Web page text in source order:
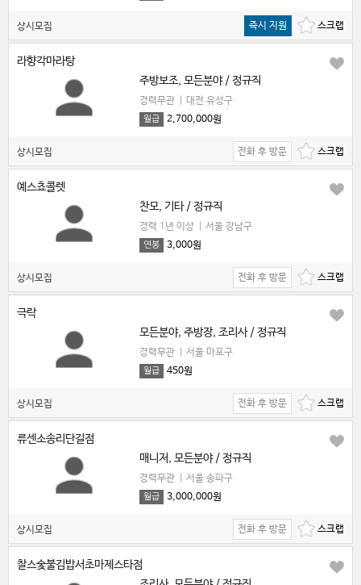
상시모집 즉시 지원
라향각마라탕
주방보조, 모든분야 / 정규직
경력무관 대전 유성구
월급 2,700,000원
상시모집 전화 후 방문
예스쵸콜렛
찬모, 기타 / 정규직
경력 1년 이상 서울 강남구
연봉 3,000원
상시모집 전화 후 방문
극락
모든분야, 주방장, 조리사 / 정규직
경력무관 서울 마포구
월급 450원
상시모집 전화 후 방문
류센소송리단길점
매니저, 모든분야 / 정규직
경력무관 서울 송파구
월급 3,000,000원
상시모집 전화 후 방문
찰스숯불김밥서초마제스타점